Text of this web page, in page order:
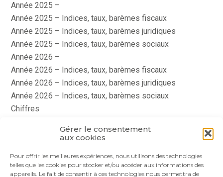
Gérer le consentement
aux cookies
Pour offrir les meilleures expériences, nous utilisons des technologies
telles que les cookies pour stocker et/ou accéder aux informations des
appareils. Le fait de consentir à ces technologies nous permettra de
Année 2025 –
Année 2025 – Indices, taux, barèmes fiscaux
Année 2025 – Indices, taux, barèmes juridiques
Année 2025 – Indices, taux, barèmes sociaux
Année 2026 –
Année 2026 – Indices, taux, barèmes fiscaux
Année 2026 – Indices, taux, barèmes juridiques
Année 2026 – Indices, taux, barèmes sociaux
Chiffres
Le coin du dirigeant